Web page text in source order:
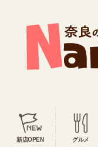
新店OPEN グルメ